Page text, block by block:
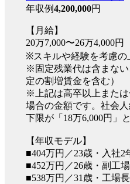
年収例4,200,000円
【月給】
20万7,000〜26万4,000円
※スキルや経験を考慮の
※固定残業代は含まな
定の割増賃金を含む）
※上記は高卒以上また
場合の金額です。社会
下限が「18万6,000円」
【年収モデル】
■404万円／23歳・入社2
■452万円／26歳・副工
■538万円／31歳・工場長